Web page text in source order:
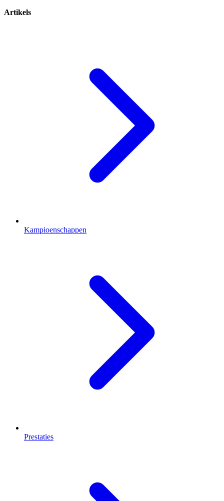
Artikels
Kampioenschappen
Prestaties